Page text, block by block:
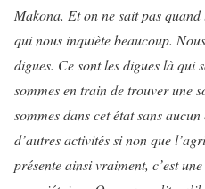
Makona. Et on ne sait pas quand
qui nous inquiète beaucoup.
digues. Ce sont les digues là qui
sommes en train de trouver une
sommes dans cet état sans
d’autres activités si non que
présente ainsi vraiment, c’est